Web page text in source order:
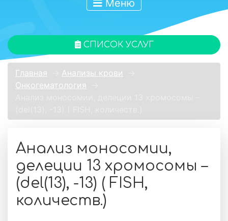
Меню
СПИСОК УСЛУГ
Главная Анализы крови
Онкогематология
Анализ моносомии,
делеции 13 хромосомы –
(del(13), -13) ( FISH,
количеств.)